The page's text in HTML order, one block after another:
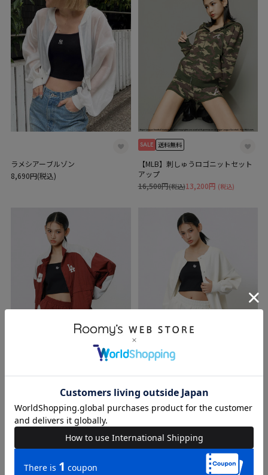
ラメシアーブルゾン
8,690円(税込)
SALE 送料無料
【MLB】刺しゅうロゴニットセット
アップ
13,200円 (税込)
16,500円(税込)
13,200円 (税込)
18,700円(税込)
14,080円
17,600円(税込)